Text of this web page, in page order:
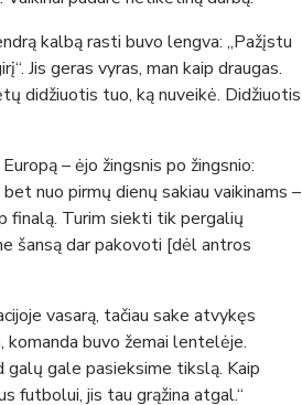
kalbą rasti buvo lengva: „Pažįstu
Jis geras vyras, man kaip draugas.
didžiuotis tuo, ką nuveikė. Didžiuotis
– ėjo žingsnis po žingsnio:
nuo pirmų dienų sakiau vaikinams –
finalą. Turim siekti tik pergalių
šansą dar pakovoti [dėl antros
vasarą, tačiau sake atvykęs
komanda buvo žemai lentelėje.
galų gale pasieksime tikslą. Kaip
futbolui, jis tau grąžina atgal.“